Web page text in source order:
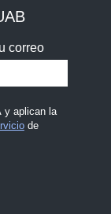
correo
y aplican la
de